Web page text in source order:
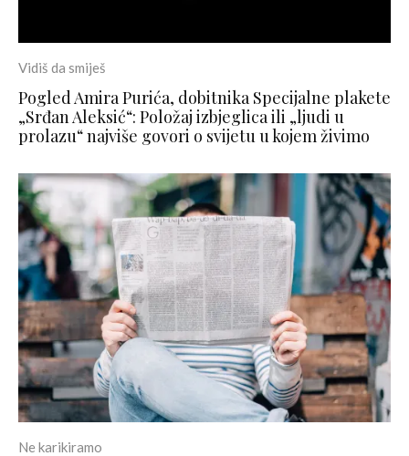
Vidiš da smiješ
Pogled Amira Purića, dobitnika Specijalne plakete
„Srđan Aleksić“: Položaj izbjeglica ili „ljudi u
prolazu“ najviše govori o svijetu u kojem živimo
Ne karikiramo